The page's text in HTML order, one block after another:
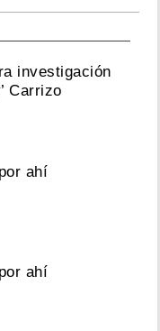
investigación
Carrizo
ahí
ahí